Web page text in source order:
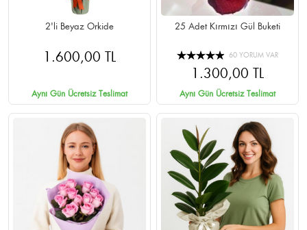
2'li Beyaz Orkide
1.600,00 TL
Aynı Gün Ücretsiz Teslimat
25 Adet Kırmızı Gül Buketi
60 YORUM VAR
1.300,00 TL
Aynı Gün Ücretsiz Teslimat